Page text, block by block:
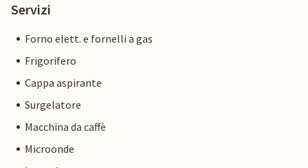
Servizi
Forno elett. e fornelli a gas
Frigorifero
Cappa aspirante
Surgelatore
Macchina da caffè
Microonde